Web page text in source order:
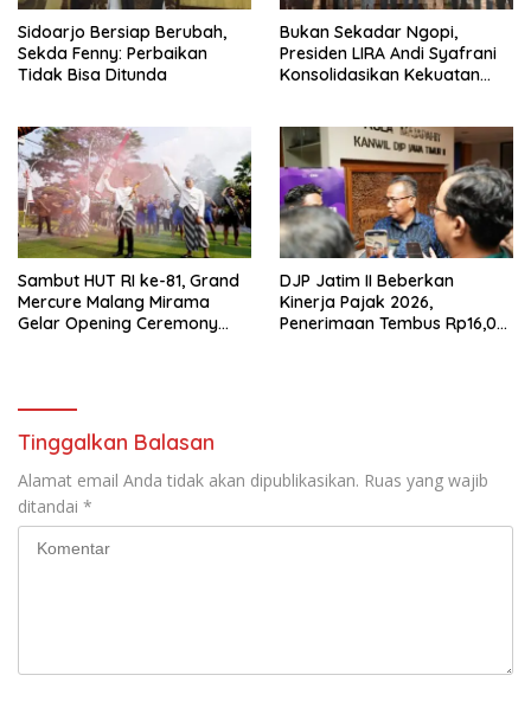
Sidoarjo Bersiap Berubah,
Sekda Fenny: Perbaikan
Tidak Bisa Ditunda
Bukan Sekadar Ngopi,
Presiden LIRA Andi Syafrani
Konsolidasikan Kekuatan
Sambut HUT RI ke-81, Grand
Mercure Malang Mirama
Gelar Opening Ceremony
DJP Jatim II Beberkan
Kinerja Pajak 2026,
Penerimaan Tembus Rp16,08
Tinggalkan Balasan
Alamat email Anda tidak akan dipublikasikan. Ruas yang wajib
ditandai *